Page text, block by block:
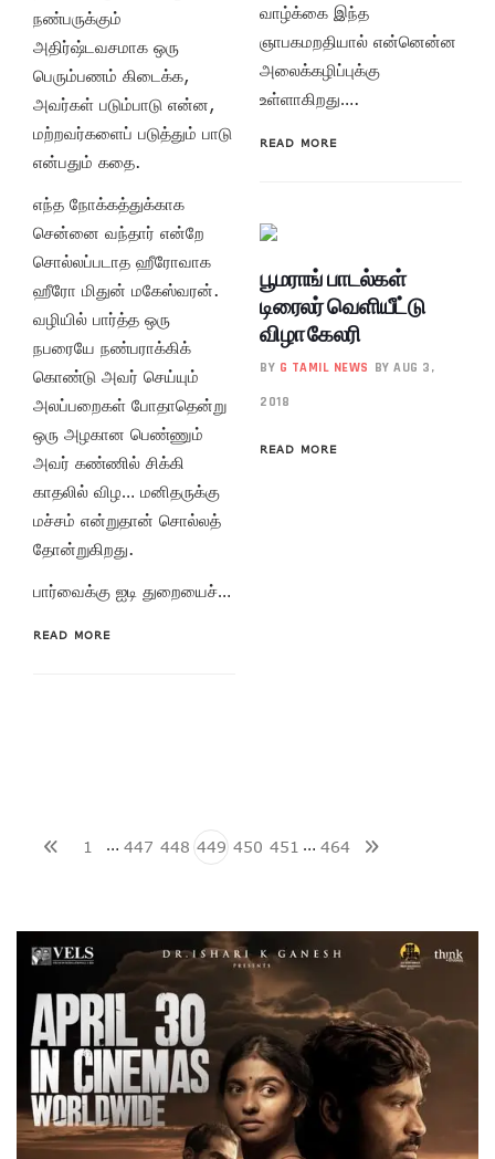
நண்பருக்கும்
அதிர்ஷ்டவசமாக ஒரு
பெரும்பணம் கிடைக்க,
அவர்கள் படும்பாடு என்ன,
மற்றவர்களைப் படுத்தும் பாடு
என்பதும் கதை.
எந்த நோக்கத்துக்காக
சென்னை வந்தார் என்றே
சொல்லப்படாத ஹீரோவாக
ஹீரோ மிதுன் மகேஸ்வரன்.
வழியில் பார்த்த ஒரு
நபரையே நண்பராக்கிக்
கொண்டு அவர் செய்யும்
அலப்பறைகள் போதாதென்று
ஒரு அழகான பெண்ணும்
அவர் கண்ணில் சிக்கி
காதலில் விழ… மனிதருக்கு
மச்சம் என்றுதான் சொல்லத்
தோன்றுகிறது.
பார்வைக்கு ஐடி துறையைச்…
READ MORE
வாழ்க்கை இந்த
ஞாபகமறதியால் என்னென்ன
அலைக்கழிப்புக்கு
உள்ளாகிறது….
READ MORE
பூமராங் பாடல்கள்
டிரைலர் வெளியீட்டு
விழா கேலரி
BY G TAMIL NEWS BY AUG 3,
2018
READ MORE
1 … 447 448 449 450 451 … 464